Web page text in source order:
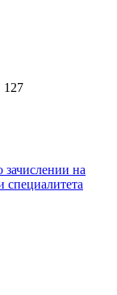
127
на
специалитета